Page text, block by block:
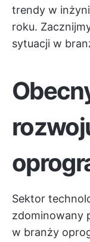
trendy w
roku.
sytuacji w
Sektor
zdominowany
w branży